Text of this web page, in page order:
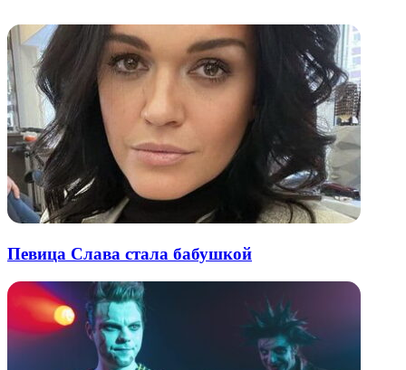
Певица Слава стала бабушкой